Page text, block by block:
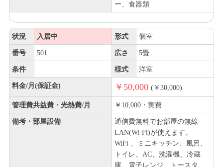
ー、食器類
状況 入居中 形式 個室
番号 501 広さ 5畳
条件 様式 洋室
料金/月(保証金) ￥50,000 (￥30,000)
管理費共益費・光熱費/月 ￥10,000・実費
備考・部屋設備
通信費無料でお部屋の無線
LAN(Wi-Fi)が使えます。
WiFi 、ミニキッチン、風呂、
トイレ、AC、洗濯機、冷蔵
庫、電子レンジ、トースタ